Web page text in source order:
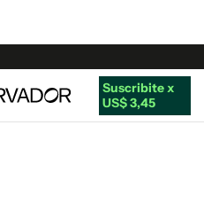
Suscribite x
US$ 3,45